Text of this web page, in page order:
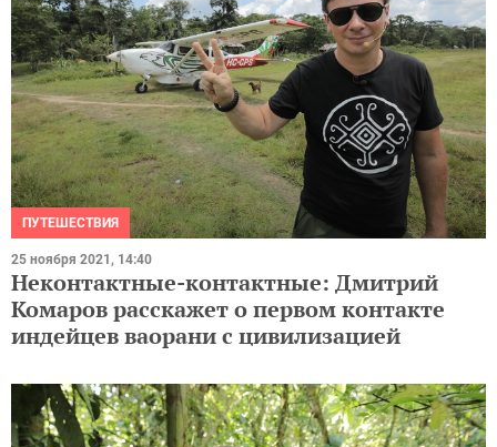
ПУТЕШЕСТВИЯ
25 ноября 2021, 14:40
Неконтактные-контактные: Дмитрий
Комаров расскажет о первом контакте
индейцев ваорани с цивилизацией